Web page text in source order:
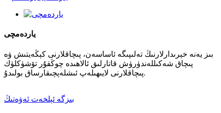
ياردەمچى
بىز يەنە خېرىدارلارنىڭ تەلىپىگە ئاساسەن، پىچاقلارنى كېڭەيتىش ۋە
پىچاق شەكىللەندۈرۈش قاتارلىق ئالاھىدە چوڭقۇر تۆشۈكلۈك
پىچاقلارنى لايىھىلەپ ئىشلەپچىقارساق بولىدۇ.
بىزگە ئېلخەت ئەۋەتىڭ